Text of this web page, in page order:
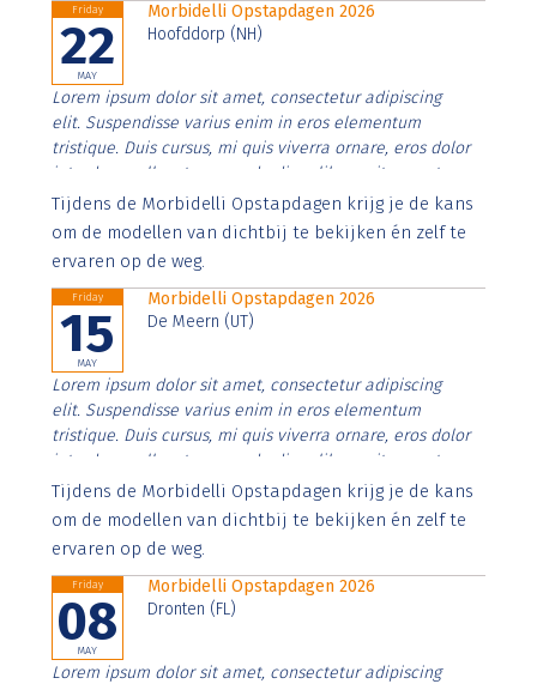
Friday
22
MAY
Morbidelli Opstapdagen 2026
Hoofddorp (NH)
Lorem ipsum dolor sit amet, consectetur adipiscing
elit. Suspendisse varius enim in eros elementum
tristique. Duis cursus, mi quis viverra ornare, eros dolor
interdum nulla, ut commodo diam libero vitae erat.
Aenean faucibus nibh et justo cursus id rutrum lorem
imperdiet. Nunc ut sem vitae risus tristique posuere.
Tijdens de Morbidelli Opstapdagen krijg je de kans
om de modellen van dichtbij te bekijken én zelf te
ervaren op de weg.
Friday
15
MAY
Morbidelli Opstapdagen 2026
De Meern (UT)
Lorem ipsum dolor sit amet, consectetur adipiscing
elit. Suspendisse varius enim in eros elementum
tristique. Duis cursus, mi quis viverra ornare, eros dolor
interdum nulla, ut commodo diam libero vitae erat.
Aenean faucibus nibh et justo cursus id rutrum lorem
imperdiet. Nunc ut sem vitae risus tristique posuere.
Tijdens de Morbidelli Opstapdagen krijg je de kans
om de modellen van dichtbij te bekijken én zelf te
ervaren op de weg.
Friday
08
MAY
Morbidelli Opstapdagen 2026
Dronten (FL)
Lorem ipsum dolor sit amet, consectetur adipiscing